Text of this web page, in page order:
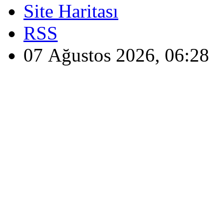
Site Haritası
RSS
07 Ağustos 2026, 06:28